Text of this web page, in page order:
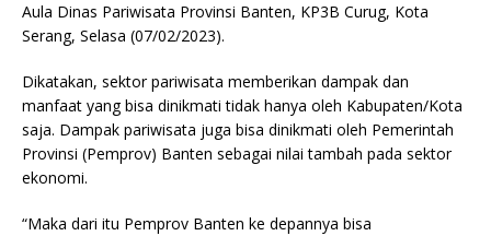
Aula Dinas Pariwisata Provinsi Banten, KP3B Curug, Kota
Serang, Selasa (07/02/2023).
Dikatakan, sektor pariwisata memberikan dampak dan
manfaat yang bisa dinikmati tidak hanya oleh Kabupaten/Kota
saja. Dampak pariwisata juga bisa dinikmati oleh Pemerintah
Provinsi (Pemprov) Banten sebagai nilai tambah pada sektor
ekonomi.
“Maka dari itu Pemprov Banten ke depannya bisa